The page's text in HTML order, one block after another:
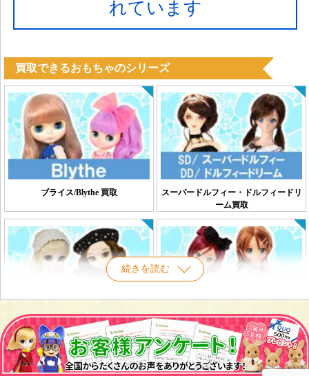
れています
買取できるおもちゃのシリーズ
続きを読む
ブライス/Blythe 買取
スーパードルフィー・ドルフィードリ
ーム買取
プーリップ/Pullip 高価買取 アゾンドール買取